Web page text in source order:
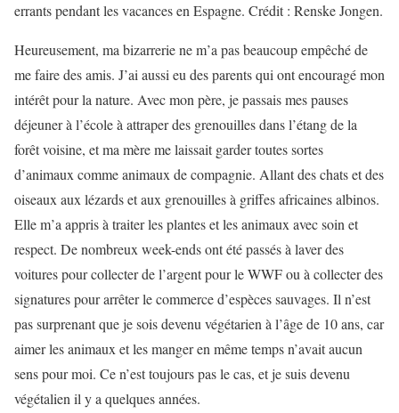
errants pendant les vacances en Espagne. Crédit : Renske Jongen.
Heureusement, ma bizarrerie ne m’a pas beaucoup empêché de
me faire des amis. J’ai aussi eu des parents qui ont encouragé mon
intérêt pour la nature. Avec mon père, je passais mes pauses
déjeuner à l’école à attraper des grenouilles dans l’étang de la
forêt voisine, et ma mère me laissait garder toutes sortes
d’animaux comme animaux de compagnie. Allant des chats et des
oiseaux aux lézards et aux grenouilles à griffes africaines albinos.
Elle m’a appris à traiter les plantes et les animaux avec soin et
respect. De nombreux week-ends ont été passés à laver des
voitures pour collecter de l’argent pour le WWF ou à collecter des
signatures pour arrêter le commerce d’espèces sauvages. Il n’est
pas surprenant que je sois devenu végétarien à l’âge de 10 ans, car
aimer les animaux et les manger en même temps n’avait aucun
sens pour moi. Ce n’est toujours pas le cas, et je suis devenu
végétalien il y a quelques années.